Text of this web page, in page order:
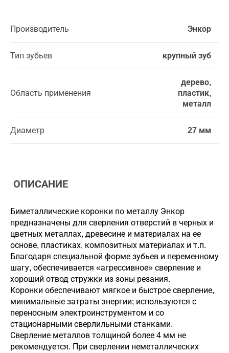
Производитель Энкор
Тип зубьев крупный зуб
Область применения
дерево,
пластик,
металл
Диаметр 27 мм
ОПИСАНИЕ
Биметаллические коронки по металлу Энкор
предназначены для сверления отверстий в черных и
цветных металлах, древесине и материалах на ее
основе, пластиках, композитных материалах и т.п.
Благодаря специальной форме зубьев и переменному
шагу, обеспечивается «агрессивное» сверление и
хороший отвод стружки из зоны резания.
Коронки обеспечивают мягкое и быстрое сверление,
минимальные затраты энергии; используются с
переносным электроинструментом и со
стационарными сверлильными станками.
Сверление металлов толщиной более 4 мм не
рекомендуется. При сверлении неметаллических